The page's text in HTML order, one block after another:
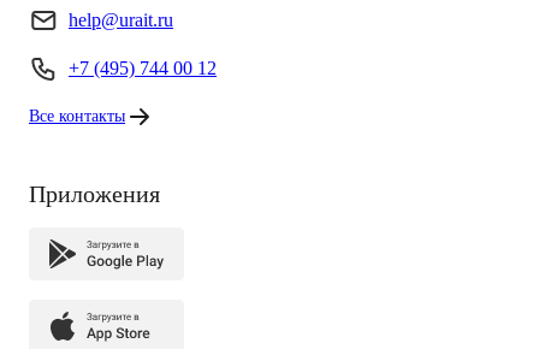
help@urait.ru
+7 (495) 744 00 12
Все контакты
Приложения